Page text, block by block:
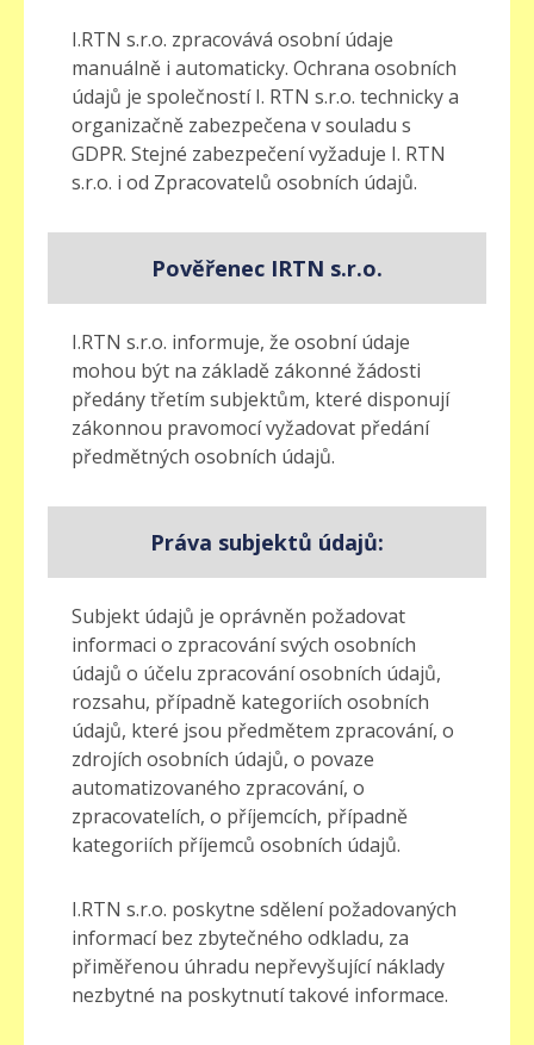
I.RTN s.r.o. zpracovává osobní údaje
manuálně i automaticky. Ochrana osobních
údajů je společností I. RTN s.r.o. technicky a
organizačně zabezpečena v souladu s
GDPR. Stejné zabezpečení vyžaduje I. RTN
s.r.o. i od Zpracovatelů osobních údajů.
Pověřenec IRTN s.r.o.
I.RTN s.r.o. informuje, že osobní údaje
mohou být na základě zákonné žádosti
předány třetím subjektům, které disponují
zákonnou pravomocí vyžadovat předání
předmětných osobních údajů.
Práva subjektů údajů:
Subjekt údajů je oprávněn požadovat
informaci o zpracování svých osobních
údajů o účelu zpracování osobních údajů,
rozsahu, případně kategoriích osobních
údajů, které jsou předmětem zpracování, o
zdrojích osobních údajů, o povaze
automatizovaného zpracování, o
zpracovatelích, o příjemcích, případně
kategoriích příjemců osobních údajů.
I.RTN s.r.o. poskytne sdělení požadovaných
informací bez zbytečného odkladu, za
přiměřenou úhradu nepřevyšující náklady
nezbytné na poskytnutí takové informace.